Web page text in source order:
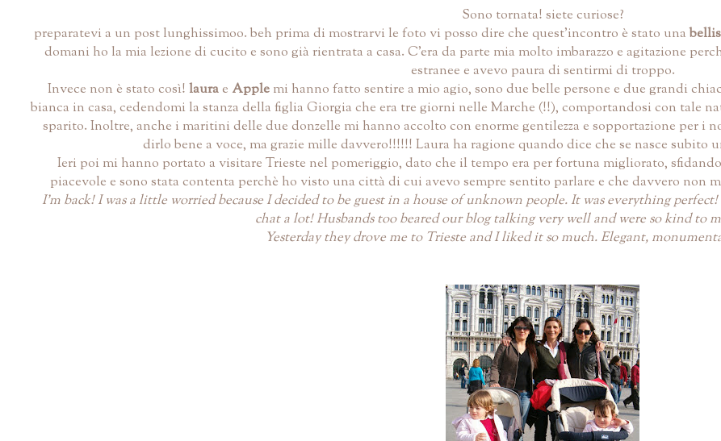
Sono tornata! siete curiose?
preparatevi a un post lunghissimoo. beh prima di mostrarvi le foto vi posso dire che quest'incontro è stato una
domani ho la mia lezione di cucito e sono già rientrata a casa. C'era da parte mia molto imbarazzo e agitazione
estranee e avevo paura di sentirmi di troppo.
Invece non è stato così! laurae Applemi hanno fatto sentire a mio agio, sono due belle persone e due grandi
bianca in casa, cedendomi la stanza della figlia Giorgia che era tre giorni nelle Marche (!!), comportandosi con tale
sparito. Inoltre, anche i maritini delle due donzelle mi hanno accolto con enorme gentilezza e sopportazione per i
dirlo bene a voce, ma grazie mille davvero!!!!!! Laura ha ragione quando dice che se nasce
Ieri poi mi hanno portato a visitare Trieste nel pomeriggio, dato che il tempo era per fortuna migliorato,
piacevole e sono stata contenta perchè ho visto una città di cui avevo sempre sentito parlare e che davvero non
I'm back! I was a little worried because I decided to be guest in a house of unknown people. It was everything
chat a lot! Husbands too beared our blog talking very well and were so kind to
Yesterday they drove me to Trieste and I liked it so much. Elegant,